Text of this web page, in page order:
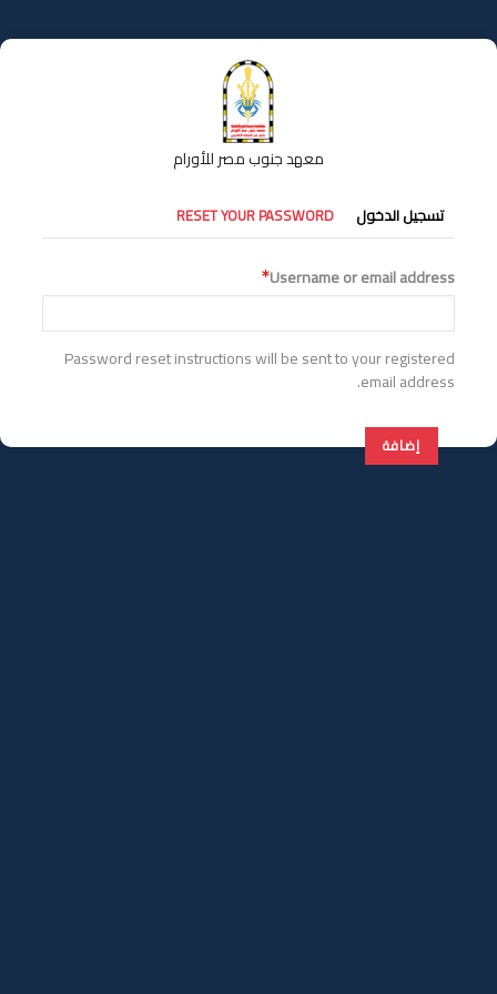
إلى
المحتوى
معهد جنوب مصر للأورام
التبويبات
الأساسية
تسجيل الدخول RESET YOUR PASSWORD
Username or email address
Password reset instructions will be sent to your registered
email address.